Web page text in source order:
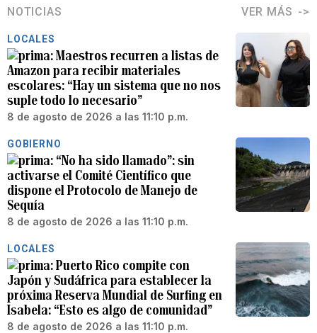
NOTICIAS VER MÁS
LOCALES
Maestros recurren a listas de
Amazon para recibir materiales
escolares: “Hay un sistema que no nos
suple todo lo necesario”
8 de agosto de 2026 a las 11:10 p.m.
GOBIERNO
“No ha sido llamado”: sin
activarse el Comité Científico que
dispone el Protocolo de Manejo de
Sequía
8 de agosto de 2026 a las 11:10 p.m.
LOCALES
Puerto Rico compite con
Japón y Sudáfrica para establecer la
próxima Reserva Mundial de Surfing en
Isabela: “Esto es algo de comunidad”
8 de agosto de 2026 a las 11:10 p.m.